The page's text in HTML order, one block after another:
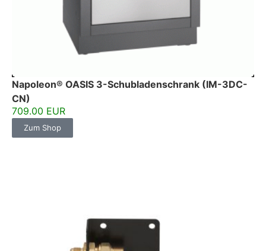
Napoleon® OASIS 3-Schubladenschrank (IM-3DC-
CN)
709.00 EUR
Zum Shop